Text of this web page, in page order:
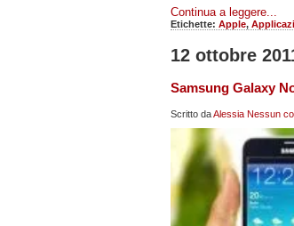
Continua a leggere...
Etichette: Apple,
12 ottobre
Samsung Galaxy
Scritto daAlessia Nessun